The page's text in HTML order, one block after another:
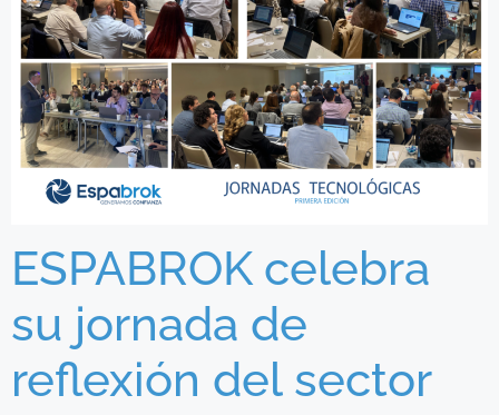
ESPABROK celebra
su jornada de
reflexión del sector